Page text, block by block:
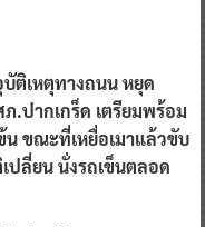
ติเหตุทางถนน หยุด
.ปากเกร็ด เตรียมพร้อม
ขณะที่เหยื่อเมาแล้วขับ
ปลี่ยน นั่งรถเข็นตลอด